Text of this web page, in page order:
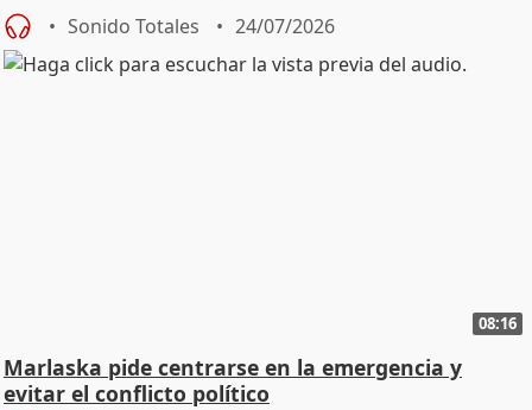
Sonido Totales 24/07/2026
08:16
Marlaska pide centrarse en la emergencia y
evitar el conflicto político